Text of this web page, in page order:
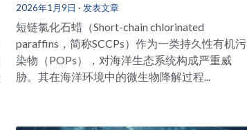
2026年1月9日 · 发表文章
短链氯化石蜡（Short-chain chlorinated
paraffins，简称SCCPs）作为一类持久性有机污
染物（POPs），对海洋生态系统构成严重威
胁。其在海洋环境中的微生物降解过程...